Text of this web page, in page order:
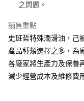
玉山商業銀行
台灣樂天信用卡公司
相關說明
【關於「AFTEE先享後付
AFTEE先享後付是「在收
便利好安心！
１．簡單：不需註冊會員
２．便利：只要手機號碼
ATM付款
運送方式
之問題。
銷售重點
史班哲特殊潤滑油，己
產品種類選擇之多，為
各廠家將生產力及保養
減少經營成本及維修費